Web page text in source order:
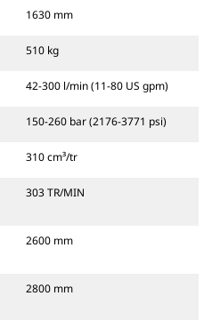
1630 mm
510 kg
42-300 l/min (11-80 US gpm)
150-260 bar (2176-3771 psi)
310 cm³/tr
303 TR/MIN
2600 mm
2800 mm